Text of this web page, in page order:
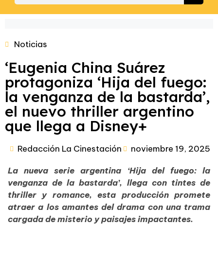
Noticias
‘Eugenia China Suárez
protagoniza ‘Hija del fuego:
la venganza de la bastarda’,
el nuevo thriller argentino
que llega a Disney+
Redacción La Cinestación noviembre 19, 2025
La nueva serie argentina ‘Hija del fuego: la
venganza de la bastarda’, llega con tintes de
thriller y romance, esta producción promete
atraer a los amantes del drama con una trama
cargada de misterio y paisajes impactantes.